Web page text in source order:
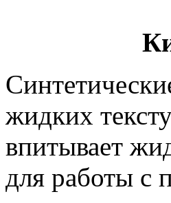
жидких
впитывает
для работы с